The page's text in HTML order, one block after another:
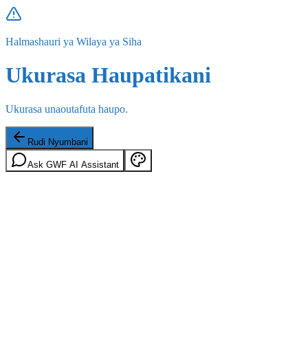
Halmashauri ya Wilaya ya Siha
Ukurasa Haupatikani
Ukurasa unaoutafuta haupo.
Rudi Nyumbani
Ask GWF AI Assistant